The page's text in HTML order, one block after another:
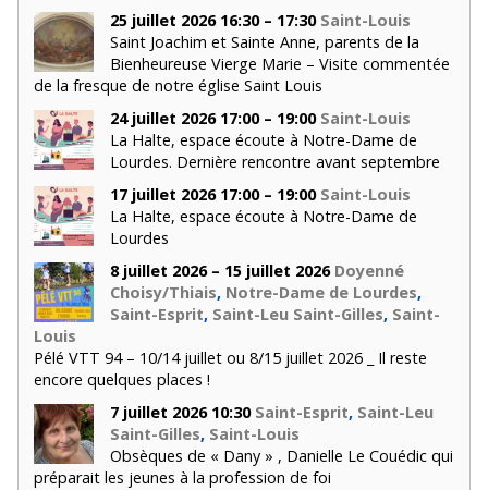
25 juillet 2026 16:30 – 17:30 Saint-Louis
Saint Joachim et Sainte Anne, parents de la
Bienheureuse Vierge Marie – Visite commentée
de la fresque de notre église Saint Louis
24 juillet 2026 17:00 – 19:00 Saint-Louis
La Halte, espace écoute à Notre-Dame de
Lourdes. Dernière rencontre avant septembre
17 juillet 2026 17:00 – 19:00 Saint-Louis
La Halte, espace écoute à Notre-Dame de
Lourdes
8 juillet 2026 – 15 juillet 2026 Doyenné
Choisy/Thiais, Notre-Dame de Lourdes,
Saint-Esprit, Saint-Leu Saint-Gilles, Saint-
Louis
Pélé VTT 94 – 10/14 juillet ou 8/15 juillet 2026 _ Il reste
encore quelques places !
7 juillet 2026 10:30 Saint-Esprit, Saint-Leu
Saint-Gilles, Saint-Louis
Obsèques de « Dany » , Danielle Le Couédic qui
préparait les jeunes à la profession de foi